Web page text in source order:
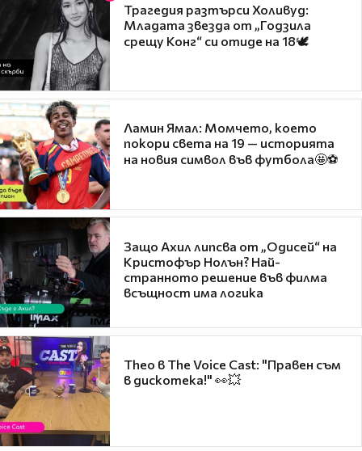
Трагедия разтърси Холивуд:
Младата звезда от „Годзила
срещу Конг“ си отиде на 18🕊️
Ламин Ямал: Момчето, което
покори света на 19 — историята
на новия символ във футбола🤩⚽
Защо Ахил липсва от „Одисей“ на
Кристофър Нолън? Най-
странното решение във филма
всъщност има логика
Theo в The Voice Cast: "Правен съм
в дискотека!" 👀💥